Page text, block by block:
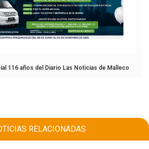
116 años del Diario Las Noticias de Malleco
RELACIONADAS